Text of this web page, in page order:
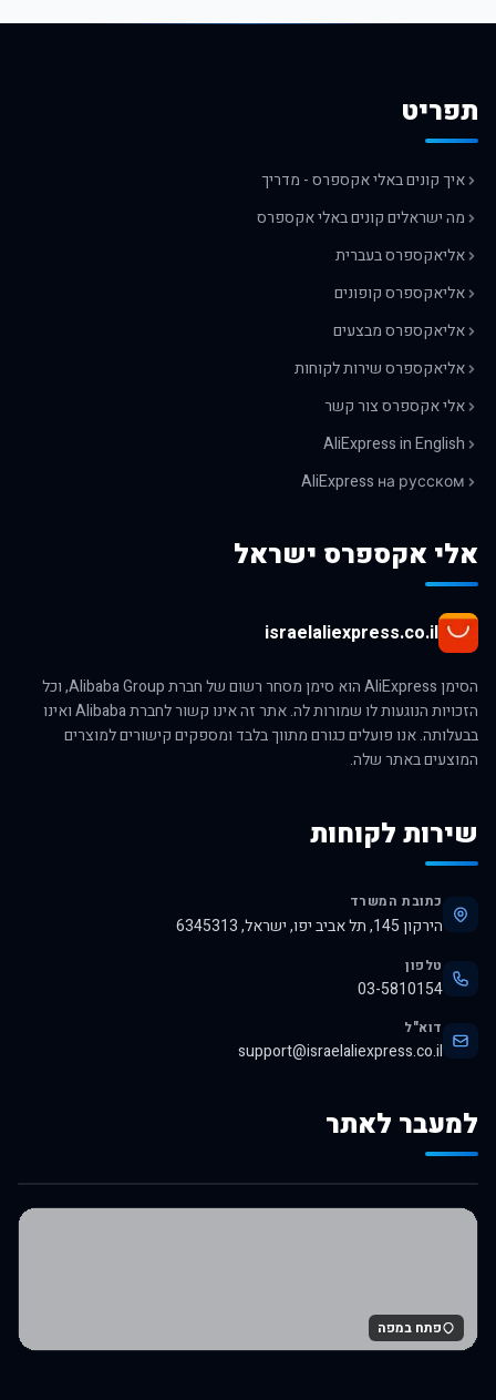
תפריט
איך קונים באלי אקספרס - מדריך
מה ישראלים קונים באלי אקספרס
אליאקספרס בעברית
אליאקספרס קופונים
אליאקספרס מבצעים
אליאקספרס שירות לקוחות
אלי אקספרס צור קשר
AliExpress in English
AliExpress на русском
אלי אקספרס ישראל
israelaliexpress.co.il
הסימן AliExpress הוא סימן מסחר רשום של חברת Alibaba Group, וכל
הזכויות הנוגעות לו שמורות לה. אתר זה אינו קשור לחברת Alibaba ואינו
בבעלותה. אנו פועלים כגורם מתווך בלבד ומספקים קישורים למוצרים
המוצעים באתר שלה.
שירות לקוחות
כתובת המשרד
הירקון 145, תל אביב יפו, ישראל, 6345313
טלפון
03-5810154
דוא"ל
support@israelaliexpress.co.il
למעבר לאתר
לרכישה באלי אקספרס
פתח במפה